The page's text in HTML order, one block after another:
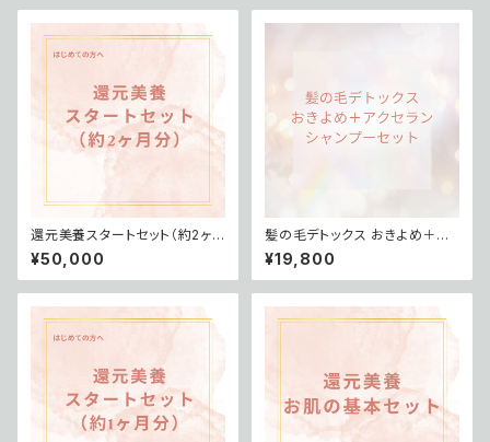
還元美養スタートセット（約2ヶ
月分）
¥50,000
髪の毛デトックス おきよめ＋シ
ャンプーセット
¥19,800